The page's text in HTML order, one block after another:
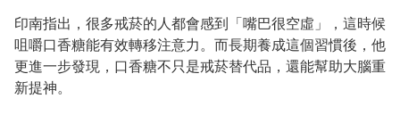
印南指出，很多戒菸的人都會感到「嘴巴很空虛」，這時候
咀嚼口香糖能有效轉移注意力。而長期養成這個習慣後，他
更進一步發現，口香糖不只是戒菸替代品，還能幫助大腦重
新提神。